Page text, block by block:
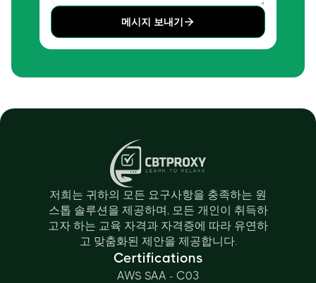
메시지 보내기
저희는 귀하의 모든 요구사항을 충족하는 원
스톱 솔루션을 제공하며, 모든 개인이 취득하
고자 하는 교육 자격과 자격증에 따라 유연하
고 맞춤화된 제안을 제공합니다.
Certifications
AWS SAA - C03